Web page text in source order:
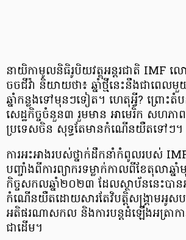
នាយិកាមូលនិធិរូបិយវត្ថុអន្តរជាតិ IMF
ចចជីវ៉ា និយាយថា៖ ឆ្នាំថ្មីនេះនឹងជាពេ
ឆ្នាំកន្លងទៅមុនៗទៀត។ ហេតុអ្វី? ព្រោះ
សេដ្ឋកិច្ចចំនួន៣ រួមមាន អាមេរិក សហភា
ប្រទេសចិន សុទ្ធតែមានកំណើនយឺតទៅៗ។
ការអះអាងរបស់ថ្នាក់ដឹកនាំកំពូលរបស់ IMF
បញ្ចាំងពីការព្យាករទម្លាក់កាលពីខែតុលាឆ្
កិច្ចសកលឆ្នាំ២០២៣ ដែលស្ថាប័ននេះបាន
កំណើនយឺតដោយសារតែវិបត្តិសង្គ្រាមអូស
អតិផរណាសកល និងការបន្តដំឡើងអត្រាក
ជាដើម។